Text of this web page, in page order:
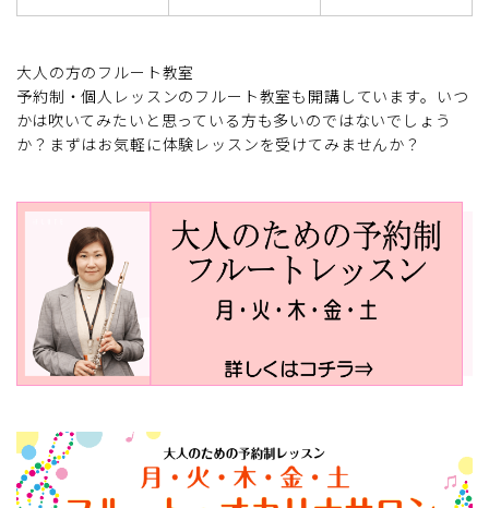
大人の方のフルート教室
予約制・個人レッスンのフルート教室も開講しています。いつ
かは吹いてみたいと思っている方も多いのではないでしょう
か？まずはお気軽に体験レッスンを受けてみませんか？